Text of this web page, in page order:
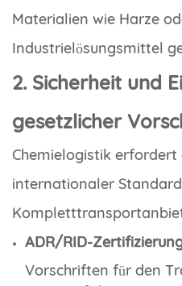
Materialien wie Harze
Industrielösungsmittel
2. Sicherheit und
gesetzlicher
Chemielogistik
internationaler
ADR/RID-
Vorschriften für den